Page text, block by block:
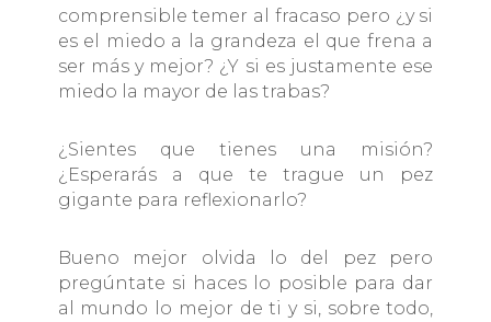
comprensible temer al fracaso pero ¿y si
es el miedo a la grandeza el que frena a
ser más y mejor? ¿Y si es justamente ese
miedo la mayor de las trabas?
¿Sientes que tienes una misión?
¿Esperarás a que te trague un pez
gigante para reflexionarlo?
Bueno mejor olvida lo del pez pero
pregúntate si haces lo posible para dar
al mundo lo mejor de ti y si, sobre todo,